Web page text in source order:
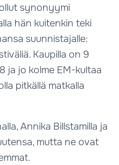
synonyymi
hän kuitenkin teki
suunnistajalle:
Kaupilla on 9
ja jo kolme EM-kultaa
pitkällä matkalla
Annika Billstamilla ja
mutta ne ovat